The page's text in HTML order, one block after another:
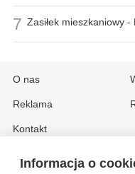
Informacja o
7 Zasiłek mieszkaniowy
O nas
Reklama
Kontakt
Information in English: